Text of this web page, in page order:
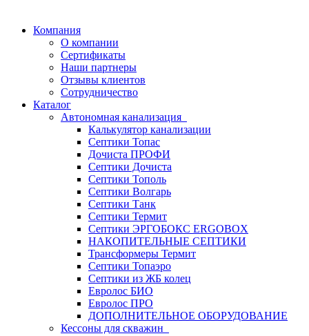
Компания
О компании
Сертификаты
Наши партнеры
Отзывы клиентов
Сотрудничество
Каталог
Автономная канализация
Калькулятор канализации
Септики Топас
Дочиста ПРОФИ
Септики Дочиста
Септики Тополь
Септики Волгарь
Септики Танк
Септики Термит
Септики ЭРГОБОКС ERGOBOX
НАКОПИТЕЛЬНЫЕ СЕПТИКИ
Трансформеры Термит
Септики Топаэро
Септики из ЖБ колец
Евролос БИО
Евролос ПРО
ДОПОЛНИТЕЛЬНОЕ ОБОРУДОВАНИЕ
Кессоны для скважин